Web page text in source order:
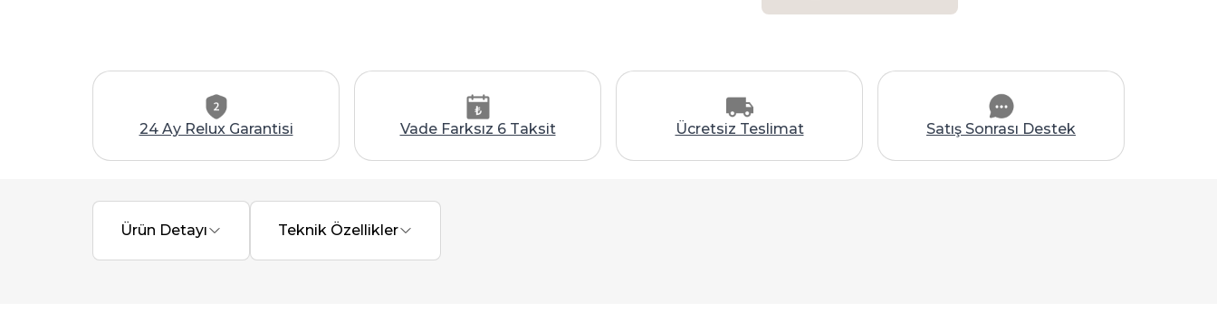
24 Ay Relux Garantisi Vade Farksız 6 Taksit Ücretsiz Teslimat Satış Sonrası Destek
Ürün Detayı Teknik Özellikler